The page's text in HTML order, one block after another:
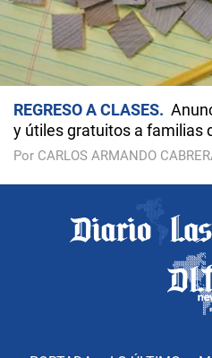
REGRESO A CLASES
y útiles gratuitos a familias
Por CARLOS ARMANDO